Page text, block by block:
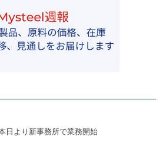
より新事務所で業務開始